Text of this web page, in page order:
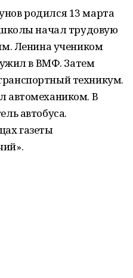
родился 13 марта
начал трудовую
Ленина учеником
в ВМФ. Затем
техникум.
автомехаником. В
автобуса.
газеты